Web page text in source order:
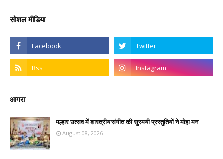
सोशल मीडिया
आगरा
मल्हार उत्सव में शास्त्रीय संगीत की सुरमयी प्रस्तुतियों ने मोहा मन
August 08, 2026